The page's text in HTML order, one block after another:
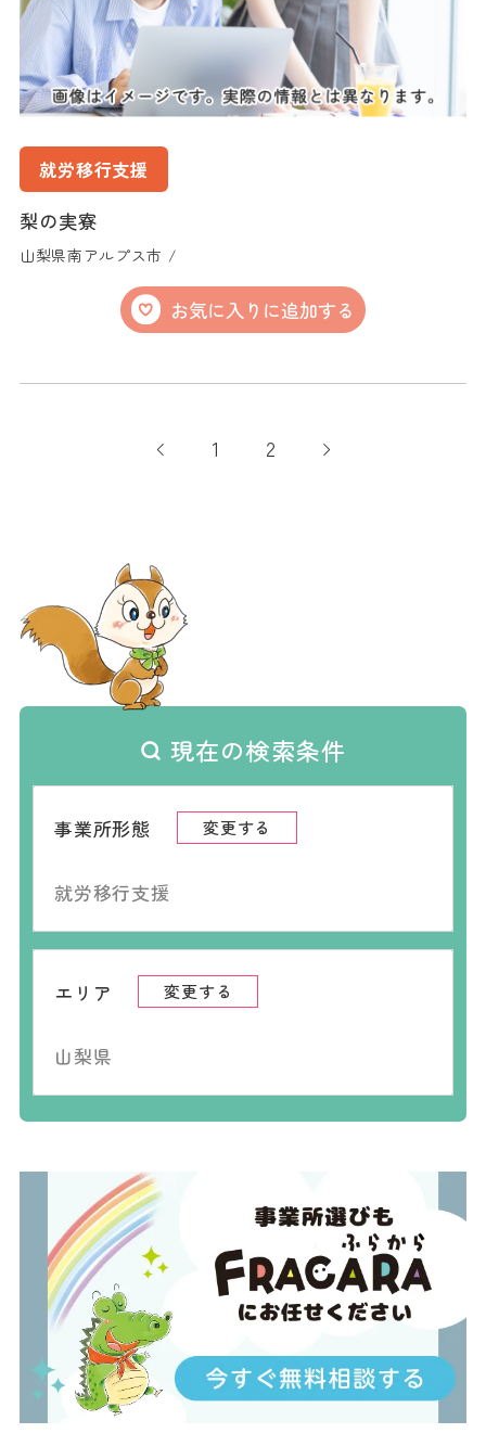
就労移行支援
梨の実寮
山梨県南アルプス市 /
お気に入りに追加する
1 2
現在の検索条件
事業所形態 変更する
就労移行支援
エリア 変更する
山梨県